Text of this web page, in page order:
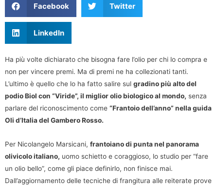
Facebook Twitter
LinkedIn
Ha più volte dichiarato che bisogna fare l’olio per chi lo compra e
non per vincere premi. Ma di premi ne ha collezionati tanti.
L’ultimo è quello che lo ha fatto salire sul gradino più alto del
podio Biol con “Viride”, il miglior olio biologico al mondo, senza
parlare del riconoscimento come “Frantoio dell’anno” nella guida
Oli d’Italia del Gambero Rosso.
Per Nicolangelo Marsicani, frantoiano di punta nel panorama
olivicolo italiano, uomo schietto e coraggioso, lo studio per “fare
un olio bello”, come gli piace definirlo, non finisce mai.
Dall’aggiornamento delle tecniche di frangitura alle reiterate prove